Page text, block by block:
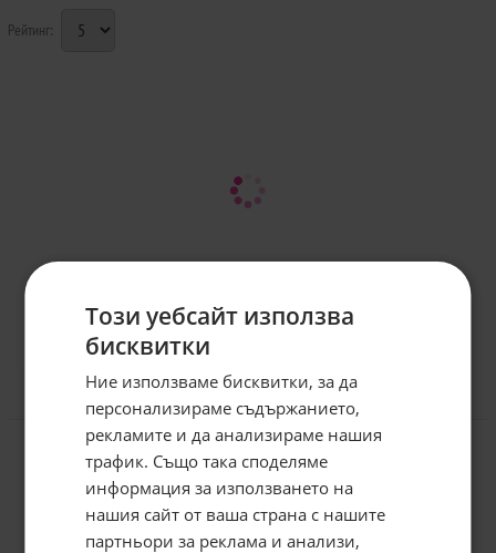
Рейтинг:
Отзиви към продукт
КОМЕНТИРАЙ
Този уебсайт използва
бисквитки
Ние използваме бисквитки, за да
персонализираме съдържанието,
рекламите и да анализираме нашия
трафик. Също така споделяме
информация за използването на
нашия сайт от ваша страна с нашите
партньори за реклама и анализи,
Абонирайте се за бюлетина и
грабнете-5%отстъпка!